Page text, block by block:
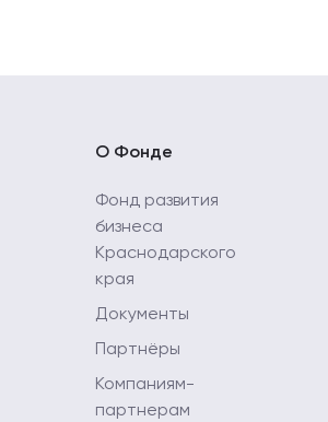
О Фонде
Фонд развития
бизнеса
Краснодарского
края
Документы
Партнёры
Компаниям-
партнерам